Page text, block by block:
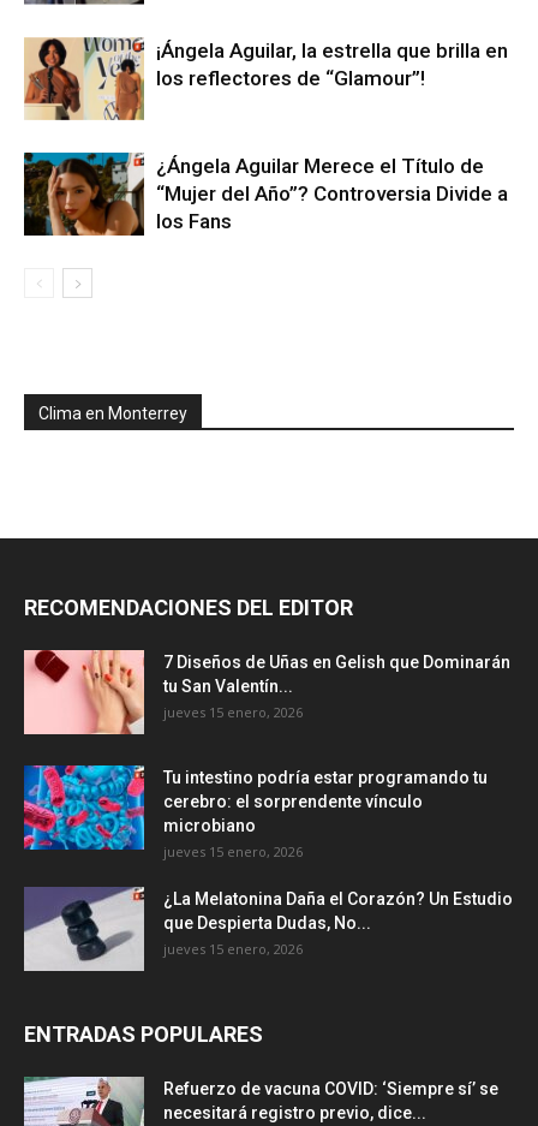
¡Ángela Aguilar, la estrella que brilla en
los reflectores de “Glamour”!
¿Ángela Aguilar Merece el Título de
“Mujer del Año”? Controversia Divide a
los Fans
Clima en Monterrey
RECOMENDACIONES DEL EDITOR
7 Diseños de Uñas en Gelish que Dominarán
tu San Valentín...
jueves 15 enero, 2026
Tu intestino podría estar programando tu
cerebro: el sorprendente vínculo
microbiano
jueves 15 enero, 2026
¿La Melatonina Daña el Corazón? Un Estudio
que Despierta Dudas, No...
jueves 15 enero, 2026
ENTRADAS POPULARES
Refuerzo de vacuna COVID: ‘Siempre sí’ se
necesitará registro previo, dice...